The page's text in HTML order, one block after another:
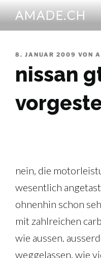
Inhalt
springen
AMADE.CH
VERÖFFENTLICHT
8. JANUAR 2009 VON
nissan
nein, die
wesentlich
ohnenhin schon
mit zahlreichen
wie aussen.
weggelassen. wie